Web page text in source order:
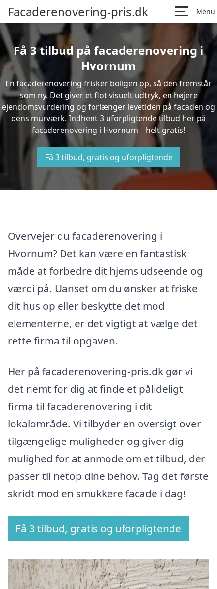
Facaderenovering-pris.dk Menu
Få 3 tilbud på facaderenovering i
Hvornum
En facaderenovering frisker boligen op, så den fremstår
som ny. Det giver et flot visuelt udtryk, en højere
ejendomsvurdering og forlænger levetiden på facaden og
dens murværk. Indhent 3 uforpligtende tilbud her på
facaderenovering i Hvornum – helt gratis!
Få 3 tilbud, gratis og uforpligtende
Overvejer du facaderenovering i
Hvornum? Det kan være en fantastisk
måde at forbedre dit hjems udseende og
værdi på. Uanset om du ønsker at friske
dit hus op eller beskytte det mod
elementerne, er det vigtigt at vælge det
rette firma til opgaven.
Her på facaderenovering-pris.dk gør vi
det nemt for dig at finde et pålideligt
firma til facaderenovering i dit
lokalområde. Vi tilbyder en oversigt over
tilgængelige muligheder og giver dig
mulighed for at anmode om et tilbud, der
passer til netop dine behov. Tag det første
skridt mod en smukkere facade i dag!
Få 3 tilbud, gratis og uforpligtende